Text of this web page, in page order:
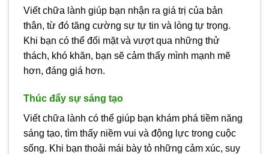
Viết chữa lành giúp bạn nhận ra giá trị của bản
thân, từ đó tăng cường sự tự tin và lòng tự trọng.
Khi bạn có thể đối mặt và vượt qua những thử
thách, khó khăn, bạn sẽ cảm thấy mình mạnh mẽ
hơn, đáng giá hơn.
Thúc đẩy sự sáng tạo
Viết chữa lành có thể giúp bạn khám phá tiềm năng
sáng tạo, tìm thấy niềm vui và động lực trong cuộc
sống. Khi bạn thoải mái bày tỏ những cảm xúc, suy